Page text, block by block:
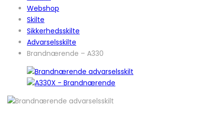
Webshop
Skilte
Sikkerhedsskilte
Advarselsskilte
Brandnærende – A330